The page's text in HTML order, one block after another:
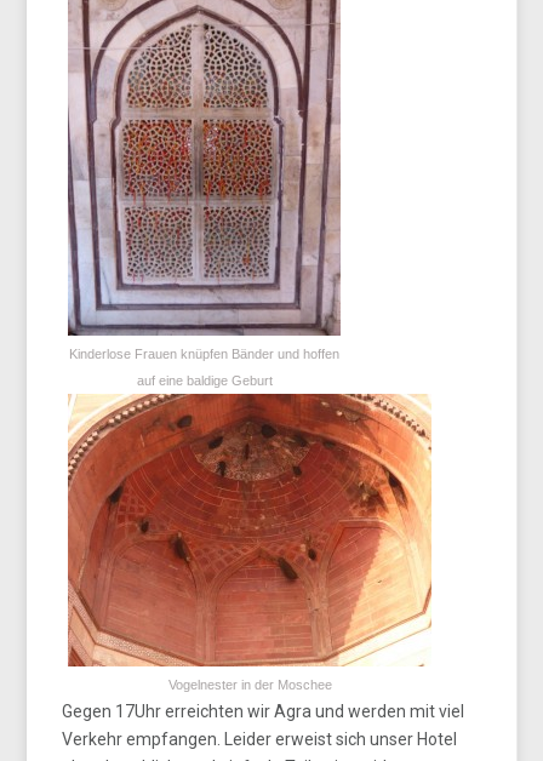
Kinderlose Frauen knüpfen Bänder und hoffen
auf eine baldige Geburt
Vogelnester in der Moschee
Gegen 17Uhr erreichten wir Agra und werden mit viel
Verkehr empfangen. Leider erweist sich unser Hotel